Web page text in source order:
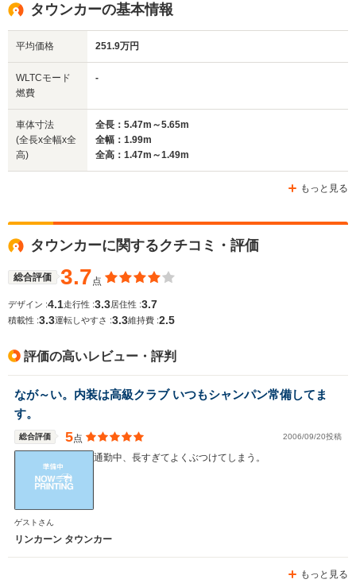
サイズ
(全長x全幅x全高)
WLTCモード
燃費
排気量
駆動方式
1.9m
ホイールベース
-m
-
4600cc
FR
1.88m
タウンカーの基本情報
平均価格 251.9万円
WLTCモード
燃費
-
車体寸法
(全長x全幅x全
高)
全長：5.47m～5.65m
全幅：1.99m
全高：1.47m～1.49m
もっと見る
タウンカーに関するクチコミ・評価
総合評価 3.7 点
デザイン :4.1走行性 :3.3居住性 :3.7
積載性 :3.3運転しやすさ :3.3維持費 :2.5
評価の高いレビュー・評判
なが～い。内装は高級クラブ いつもシャンパン常備してま
す。
総合評価 5点 2006/09/20投稿
通勤中、長すぎてよくぶつけてしまう。
ゲストさん
リンカーン タウンカー
もっと見る